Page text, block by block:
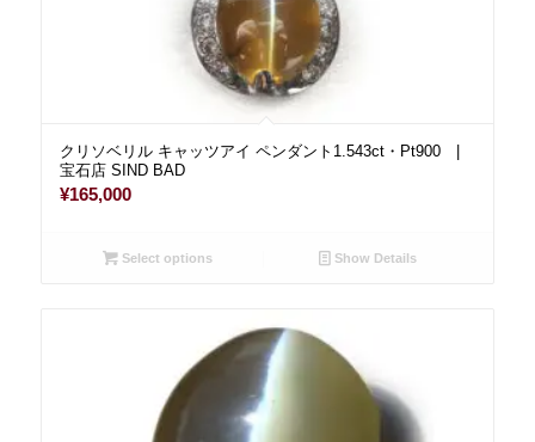
クリソベリル キャッツアイ ペンダント1.543ct・Pt900 |
宝石店 SIND BAD
¥165,000
Select options Show Details